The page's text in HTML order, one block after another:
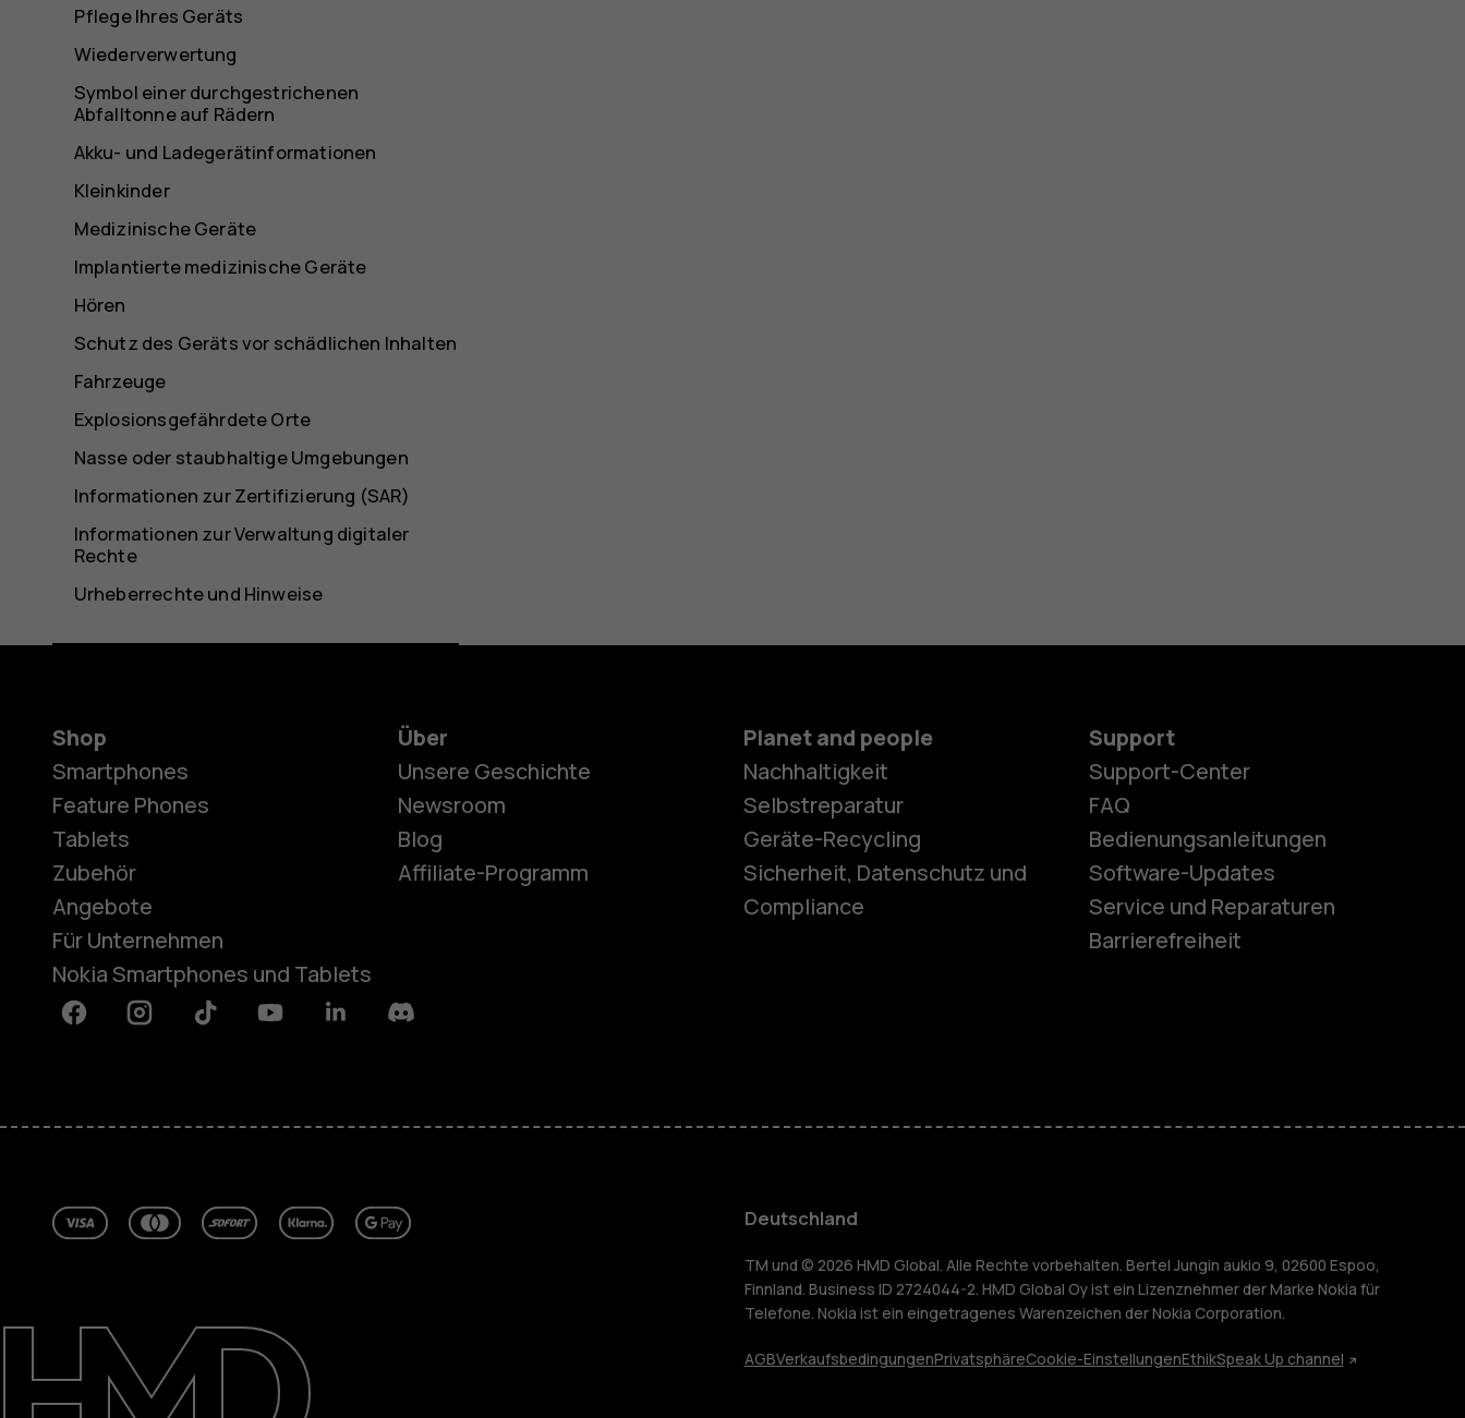
Smartphones
Feature Phones
HMD Terra M
Für Unternehmen
Tablets
Shop
Blog
Support
Deutschland
Pflege Ihres Geräts
Wiederverwertung
Symbol einer durchgestrichenen
Abfalltonne auf Rädern
Akku- und Ladegerätinformationen
Kleinkinder
Medizinische Geräte
Implantierte medizinische Geräte
Hören
Schutz des Geräts vor schädlichen Inhalten
Fahrzeuge
Explosionsgefährdete Orte
Nasse oder staubhaltige Umgebungen
Informationen zur Zertifizierung (SAR)
Informationen zur Verwaltung digitaler
Rechte
Urheberrechte und Hinweise
Shop
Smartphones
Feature Phones
Tablets
Zubehör
Angebote
Für Unternehmen
Nokia Smartphones und Tablets
Über
Unsere Geschichte
Newsroom
Blog
Affiliate-Programm
Planet and people
Nachhaltigkeit
Selbstreparatur
Geräte-Recycling
Sicherheit, Datenschutz und
Compliance
Support
Support-Center
FAQ
Bedienungsanleitungen
Software-Updates
Service und Reparaturen
Barrierefreiheit
FacebookInstagramTiktok YoutubeLinkedinDiscord
Deutschland
TM und © 2026 HMD Global. Alle Rechte vorbehalten. Bertel Jungin aukio 9, 02600 Espoo,
Finnland. Business ID 2724044-2. HMD Global Oy ist ein Lizenznehmer der Marke Nokia für
Telefone. Nokia ist ein eingetragenes Warenzeichen der Nokia Corporation.
AGBVerkaufsbedingungenPrivatsphäreCookie-EinstellungenEthikSpeak Up channel